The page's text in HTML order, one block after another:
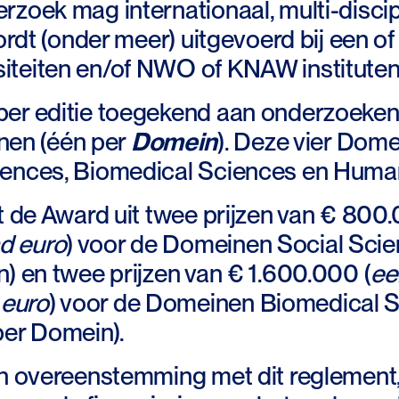
mag internationaal, multi-
(onder meer) uitgevoerd bij een
en/of NWO of KNAW
editie toegekend aan
(één per Domein). Deze vier
Biomedical Sciences en
Award uit twee prijzen van €
euro) voor de Domeinen Social
en twee prijzen van € 1.600.000 (
) voor de Domeinen Biomedical
Domein).
overeenstemming met dit